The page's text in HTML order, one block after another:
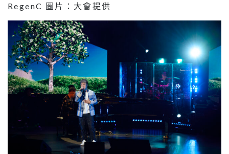
RegenC 圖片：大會提供